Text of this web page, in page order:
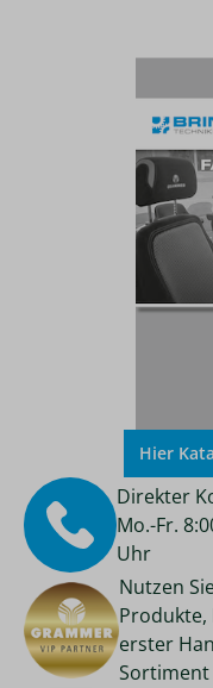
Hier
Direkter
Mo.-Fr.
Uhr
Nutzen
erster
Sortiment